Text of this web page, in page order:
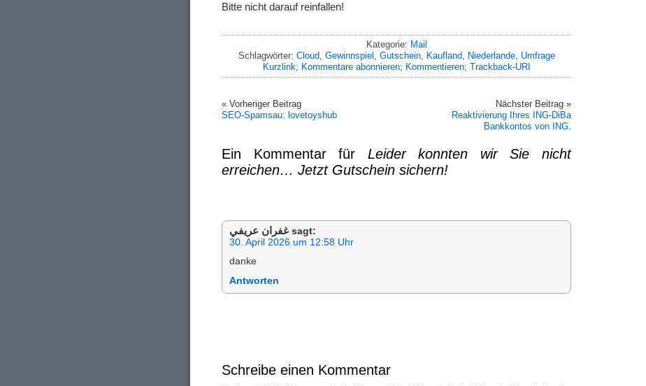
Bitte nicht darauf reinfallen!
Kategorie: Mail
Schlagwörter: Cloud, Gewinnspiel , Gutschein, Kaufland, Niederlande, Umfrage
Kurzlink; Kommentare abonnieren; Kommentieren; Trackback-URI
« Vorheriger Beitrag
SEO-Spamsau: lovetoyshub
Nächster Beitrag »
Reaktivierung Ihres ІNG-DiBa
Bankkontos von ІNG.
Ein Kommentar für Leider konnten wir Sie nicht
erreichen… Jetzt Gutschein sichern!
غفران عريفي sagt:
30. April 2026 um 12:58 Uhr
danke
Antworten
Schreibe einen Kommentar